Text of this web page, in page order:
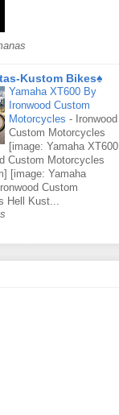
Kustom Bikes♠
Yamaha XT600 By
Ironwood Custom
Motorcycles - Ironwood
Custom Motorcycles
[image: Yamaha XT600
Custom Motorcycles
[image: Yamaha
Custom
Hell Kust...